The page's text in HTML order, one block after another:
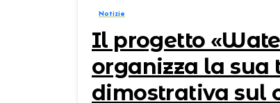
Notizie
Il progetto
organizza la sua
dimostrativa sul